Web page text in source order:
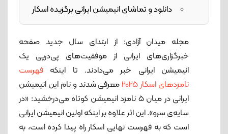
دانلود و تماشای انیمیشن ایرانی برگزیده اسکار
مجله میدان آزادی: از ابتدای سال جدید صفحه
خبرگزاری‌های ایرانی از موفقیت‌های پی‌در‌پی یک
انیمیشن ایرانی خبر می‌دادند. تا اینکه فهرست
نامزدهای اسکار 2025
معرفی شدند و نام این انیمیشن
ایرانی در میان 5 نامزد انیمیشن کوتاه می‌درخشید: «در
سایه‌ی سرو». این اثر علاوه بر اینکه اولین انیمیشن ایرانی
است که به فهرست نهایی اسکار راه پیدا کرده است، به